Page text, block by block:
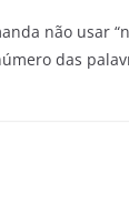
não usar
das